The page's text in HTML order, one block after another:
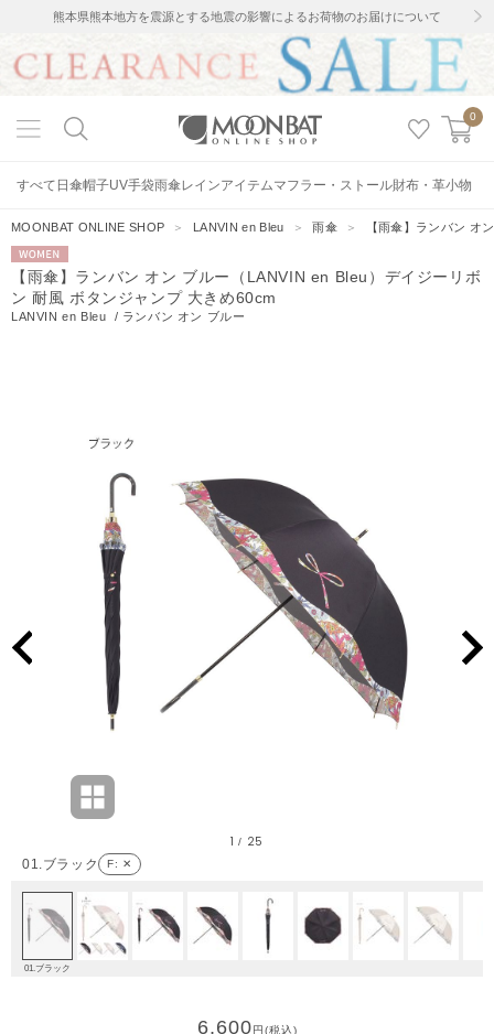
熊本県熊本地方を震源とする地震の影響によるお荷物のお届けについて
0
すべて 日傘帽子UV手袋雨傘レインアイテムマフラー・ストール財布・革小物
MOONBAT ONLINE SHOP ＞ LANVIN en Bleu ＞雨傘 ＞ 【雨傘】ランバン オ
WOMEN
【雨傘】ランバン オン ブルー（LANVIN en Bleu）デイジーリボ
ン 耐風 ボタンジャンプ 大きめ60cm
LANVIN en Bleu / ランバン オン ブルー
01.ブラック F: ✕
1 / 25
01.ブラック
6,600円(税込)